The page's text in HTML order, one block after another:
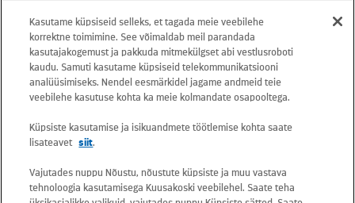
Kaardil klõpsates leiate kõigi maakondade
teeninduspunktid ja teejuhised.
Postiaadress: Betooni 12, 13816 Tallinn
(Eesti)
Kasutame küpsiseid selleks, et tagada meie veebilehe
korrektne toimimine. See võimaldab meil parandada
kasutajakogemust ja pakkuda mitmekülgset abi vestlusroboti
kaudu. Samuti kasutame küpsiseid telekommunikatsiooni
analüüsimiseks. Nendel eesmärkidel jagame andmeid teie
veebilehe kasutuse kohta ka meie kolmandate osapooltega.
Küpsiste kasutamise ja isikuandmete töötlemise kohta saate
lisateavet
siit.
Vajutades nuppu Nõustu, nõustute küpsiste ja muu vastava
tehnoloogia kasutamisega Kuusakoski veebilehel. Saate teha